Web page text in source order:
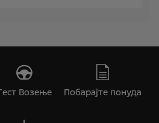
Bозење
Побарајте понуда